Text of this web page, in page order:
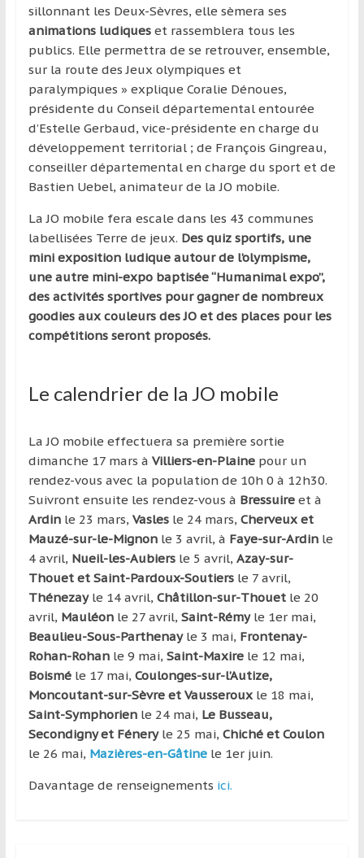
sillonnant les Deux-Sèvres, elle sèmera ses
animations ludiqueset rassemblera tous les
publics. Elle permettra de se retrouver, ensemble,
sur la route des Jeux olympiques et
paralympiques » explique Coralie Dénoues,
présidente du Conseil départemental entourée
d’Estelle Gerbaud, vice-présidente en charge du
développement territorial ; de François Gingreau,
conseiller départemental en charge du sport et de
Bastien Uebel, animateur de la JO mobile.
La JO mobile fera escale dans les 43 communes
labellisées Terre de jeux. Des quiz sportifs, une
mini exposition ludique autour de l’olympisme,
une autre mini-expo baptisée “Humanimal expo”,
des activités sportives pour gagner de nombreux
goodies aux couleurs des JO et des places pour les
compétitions seront proposés.
Le calendrier de la JO mobile
La JO mobile effectuera sa première sortie
dimanche 17 mars à Villiers-en-Plainepour un
rendez-vous avec la population de 10h 0 à 12h30.
Suivront ensuite les rendez-vous à Bressuireet à
Ardinle 23 mars, Vaslesle 24 mars, Cherveux et
Mauzé-sur-le-Mignonle 3 avril, à Faye-sur-Ardinle
4 avril, Nueil-les-Aubiersle 5 avril, Azay-sur-
Thouet et Saint-Pardoux-Soutiersle 7 avril,
Thénezayle 14 avril, Châtillon-sur-Thouetle 20
avril, Mauléonle 27 avril, Saint-Rémyle 1er mai,
Beaulieu-Sous-Parthenayle 3 mai, Frontenay-
Rohan-Rohanle 9 mai, Saint-Maxirele 12 mai,
Boisméle 17 mai, Coulonges-sur-l’Autize,
Moncoutant-sur-Sèvre et Vausserouxle 18 mai,
Saint-Symphorienle 24 mai, Le Busseau,
Secondigny et Féneryle 25 mai, Chiché et Coulon
le 26 mai, Mazières-en-Gâtinele 1er juin.
Davantage de renseignements ici.